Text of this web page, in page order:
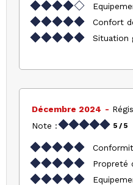
Confort
Situation
Décembre 2024 Régis
Note :
5 / 5
Propreté